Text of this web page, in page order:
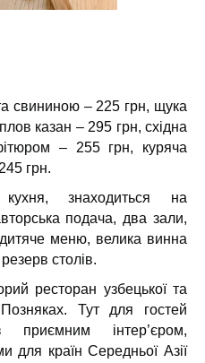
свининою – 225 грн, щука
казан – 295 грн, східна
– 255 грн, куряча
грн.
кухня, знаходиться на
подача, два зали,
меню, велика винна
столів.
ресторан узбецької та
Тут для гостей
інтер’єром,
для країн Середньої Азії